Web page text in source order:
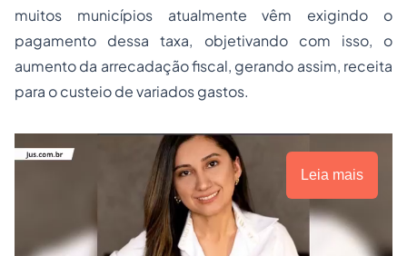
muitos municípios atualmente vêm exigindo o
pagamento dessa taxa, objetivando com isso, o
aumento da arrecadação fiscal, gerando assim, receita
para o custeio de variados gastos.
Leia mais